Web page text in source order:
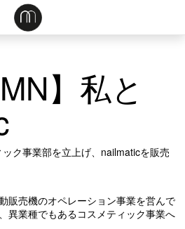
】私と
ク事業部を立上げ、nailmaticを販売
販売機のオペレーション事業を営んで
異業種でもあるコスメティック事業へ